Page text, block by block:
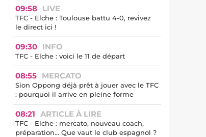
09:58 LIVE
TFC - Elche : Toulouse battu 4-0, revivez
le direct ici !
09:30 INFO
TFC - Elche : voici le 11 de départ
08:55 MERCATO
Sion Oppong déjà prêt à jouer avec le TFC
: pourquoi il arrive en pleine forme
08:21 ARTICLE À LIRE
TFC - Elche : mercato, nouveau coach,
préparation… Que vaut le club espagnol ?